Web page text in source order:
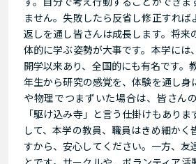
ません。失敗したら反省し修正すれば
返しを通し皆さんは成長します。将来
体的に学ぶ姿勢が大事です。本学には
開学以来あり、全国的にも有名です。
年生から研究の感覚を、体験を通し身
や物理でつまずいた場合は、皆さん
「駆け込み寺」と言う仕掛けもあり
して、本学の教員、職員はきめ細かく
すから、安心してください。一方、友